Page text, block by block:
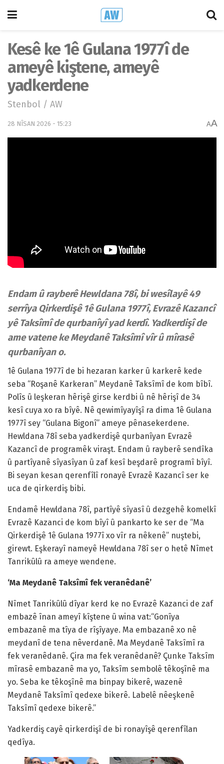
Kesê ke 1ê Gulana 1977î de
ameyê kiştene, ameyê
yadkerdene
Stenbol / AW
28 NÎSAN 2026 - 15:23 AA
Endam û rayberê Hewldana 78î, bi wesîlayê 49
serrîya Qirkerdişê 1ê Gulana 1977î, Evrazê Kazancî
yê Taksîmî de qurbanîyî yad kerdî. Yadkerdişî de
ame vatene ke Meydanê Taksîmî vîr û mîrasê
qurbanîyan o.
1ê Gulana 1977î de bi hezaran karker û karkerê kede
seba “Roşanê Karkeran” Meydanê Taksîmî de kom bîbî.
Polîs û leşkeran hêrişê girse kerdbi û nê hêrişî de 34
kesî cuya xo ra bîyê. Nê qewimîyayîşî ra dima 1ê Gulana
1977î sey “Gulana Bigonî” ameye pênasekerdene.
Hewldana 78î seba yadkerdişê qurbanîyan Evrazê
Kazancî de programêk viraşt. Endam û rayberê sendîka
û partîyanê sîyasîyan û zaf kesî beşdarê programî bîyî.
Bi seyan kesan qerenfîlî ronayê Evrazê Kazancî ser ke
uca de qirkerdiş bibi.
Endamê Hewldana 78î, partîyê sîyasî û dezgehê komelkî
Evrazê Kazanci de kom bîyî û pankarto ke ser de “Ma
Qirkerdişê 1ê Gulana 1977î xo vîr ra nêkenê” nuştebi,
girewt. Eşkerayî nameyê Hewldana 78î ser o hetê Nîmet
Tanrikûlû ra ameye wendene.
‘Ma Meydanê Taksîmî fek veranêdanê’
Nîmet Tanrikûlû dîyar kerd ke no Evrazê Kazanci de zaf
embazê înan ameyî kîştene û wina vat:“Gonîya
embazanê ma tîya de rîşîyaye. Ma embazanê xo nê
meydanî de tena nêverdanê. Ma Meydanê Taksîmî ra
fek veranêdanê. Çira ma fek veranêdanê? Çunke Taksîm
mîrasê embazanê ma yo, Taksîm sembolê têkoşînê ma
yo. Seba ke têkoşînê ma binpay bikerê, wazenê
Meydanê Taksîmî qedexe bikerê. Labelê nêeşkenê
Taksîmî qedexe bikerê.”
Yadkerdiş cayê qirkerdişî de bi ronayîşê qerenfîlan
qedîya.